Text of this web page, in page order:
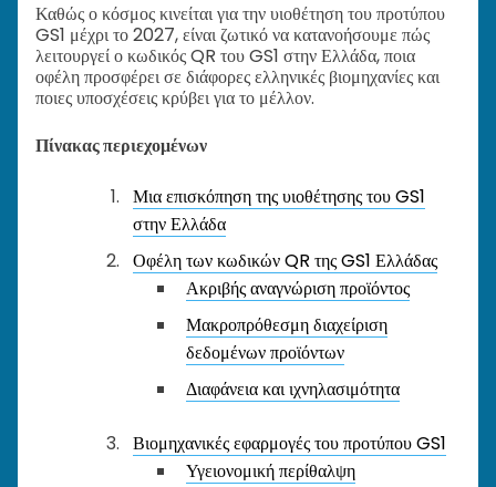
Καθώς ο κόσμος κινείται για την υιοθέτηση του προτύπου
GS1 μέχρι το 2027, είναι ζωτικό να κατανοήσουμε πώς
λειτουργεί ο κωδικός QR του GS1 στην Ελλάδα, ποια
οφέλη προσφέρει σε διάφορες ελληνικές βιομηχανίες και
ποιες υποσχέσεις κρύβει για το μέλλον.
Πίνακας περιεχομένων
Μια επισκόπηση της υιοθέτησης του GS1
στην Ελλάδα
Οφέλη των κωδικών QR της GS1 Ελλάδας
Ακριβής αναγνώριση προϊόντος
Μακροπρόθεσμη διαχείριση
δεδομένων προϊόντων
Διαφάνεια και ιχνηλασιμότητα
Βιομηχανικές εφαρμογές του προτύπου GS1
Υγειονομική περίθαλψη